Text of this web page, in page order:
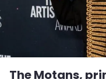
The Motans,